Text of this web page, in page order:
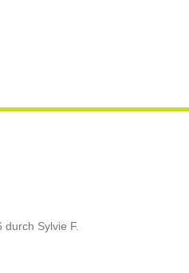
durch Sylvie F.